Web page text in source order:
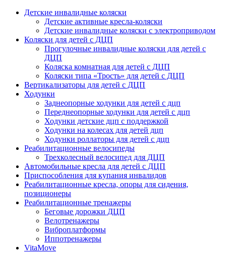
Детские инвалидные коляски
Детские активные кресла-коляски
Детские инвалидные коляски с электроприводом
Коляски для детей с ДЦП
Прогулочные инвалидные коляски для детей с
ДЦП
Коляска комнатная для детей с ДЦП
Коляски типа «Трость» для детей с ДЦП
Вертикализаторы для детей с ДЦП
Ходунки
Заднеопорные ходунки для детей с дцп
Переднеопорные ходунки для детей с дцп
Ходунки детские дцп с поддержкой
Ходунки на колесах для детей дцп
Ходунки роллаторы для детей с дцп
Реабилитационные велосипеды
Трехколесный велосипед для ДЦП
Автомобильные кресла для детей с ДЦП
Приспособления для купания инвалидов
Реабилитационные кресла, опоры для сидения,
позиционеры
Реабилитационные тренажеры
Беговые дорожки ДЦП
Велотренажеры
Виброплатформы
Иппотренажеры
VitaMove